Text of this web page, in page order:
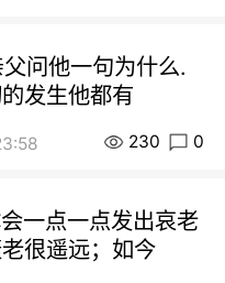
问他一句为什么.
发生他都有
230 0
一点一点发出哀老
很遥远；如今